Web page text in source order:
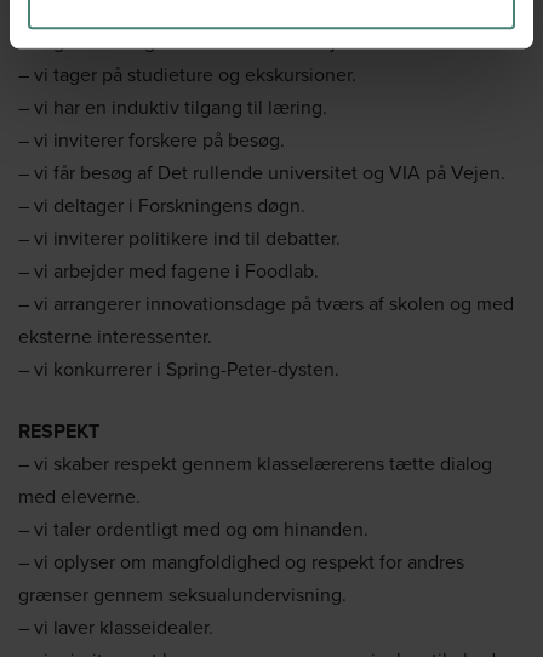
– vi griber mulighederne for samarbejde i lokalområdet.
– vi tager på studieture og ekskursioner.
– vi har en induktiv tilgang til læring.
– vi inviterer forskere på besøg.
– vi får besøg af Det rullende universitet og VIA på Vejen.
– vi deltager i Forskningens døgn.
– vi inviterer politikere ind til debatter.
– vi arbejder med fagene i Foodlab.
– vi arrangerer innovationsdage på tværs af skolen og med
eksterne interessenter.
– vi konkurrerer i Spring-Peter-dysten.
RESPEKT
– vi skaber respekt gennem klasselærerens tætte dialog
med eleverne.
– vi taler ordentligt med og om hinanden.
– vi oplyser om mangfoldighed og respekt for andres
grænser gennem seksualundervisning.
– vi laver klasseidealer.